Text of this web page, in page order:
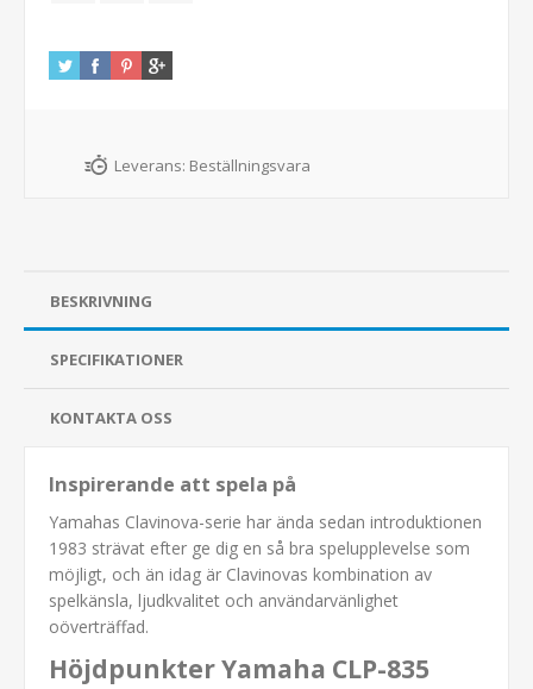
Leverans: Beställningsvara
BESKRIVNING
SPECIFIKATIONER
KONTAKTA OSS
Inspirerande att spela på
Yamahas Clavinova-serie har ända sedan introduktionen
1983 strävat efter ge dig en så bra spelupplevelse som
möjligt, och än idag är Clavinovas kombination av
spelkänsla, ljudkvalitet och användarvänlighet
oöverträffad.
Höjdpunkter Yamaha CLP-835